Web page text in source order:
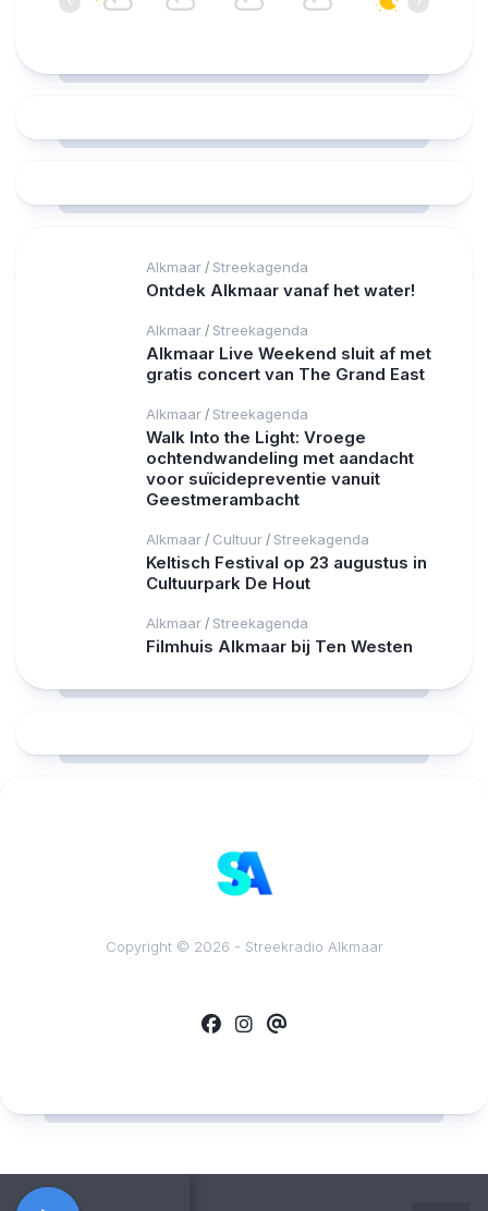
Alkmaar / Streekagenda
Ontdek Alkmaar vanaf het water!
Alkmaar / Streekagenda
Alkmaar Live Weekend sluit af met
gratis concert van The Grand East
Alkmaar / Streekagenda
Walk Into the Light: Vroege
ochtendwandeling met aandacht
voor suïcidepreventie vanuit
Geestmerambacht
Alkmaar / Cultuur / Streekagenda
Keltisch Festival op 23 augustus in
Cultuurpark De Hout
Alkmaar / Streekagenda
Filmhuis Alkmaar bij Ten Westen
Copyright © 2026 - Streekradio Alkmaar